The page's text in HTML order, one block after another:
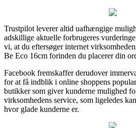
Trustpilot leverer altid uafhængige
adskillige aktuelle forbrugeres
vi, at du eftersøger internet
Be Eco 16cm forinden du placerer din
Facebook fremskaffer derudover
for at få indblik i online shoppens
butikker som giver kunderne mulighed
virksomhedens service, som ligeledes
hvor glade kunderne er.